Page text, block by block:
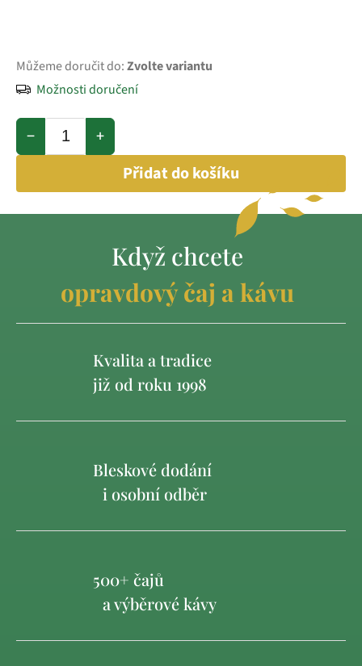
Můžeme doručit do:Zvolte variantu
Možnosti doručení
+
−
Přidat do košíku
Když chcete
opravdový čaj a kávu
Kvalita a tradice
již od roku 1998
Bleskové dodání
i osobní odběr
500+ čajů
a výběrové kávy